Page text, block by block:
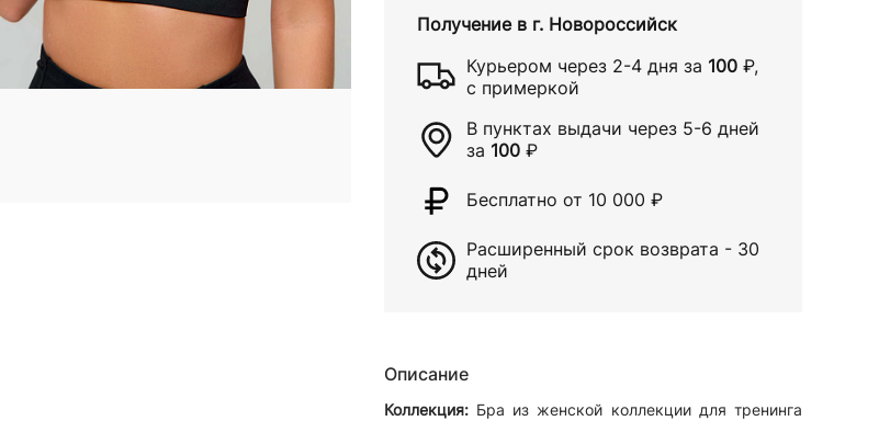
Получение в г. Новороссийск
Курьером через 2-4 дня за 100 ₽,
с примеркой
В пунктах выдачи через 5-6 дней
за 100 ₽
Бесплатно от 10 000 ₽
Расширенный срок возврата - 30
дней
Описание
Коллекция:Бра из женской коллекции для тренинга